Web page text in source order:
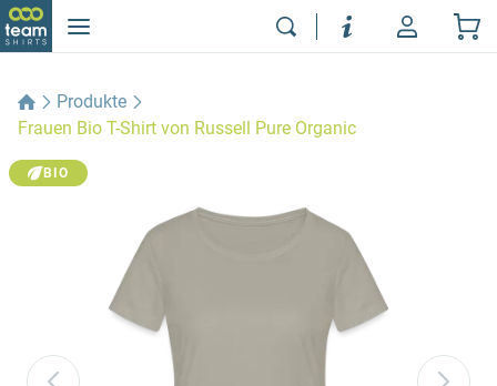
Produkte
Frauen Bio T-Shirt von Russell Pure Organic
BIO